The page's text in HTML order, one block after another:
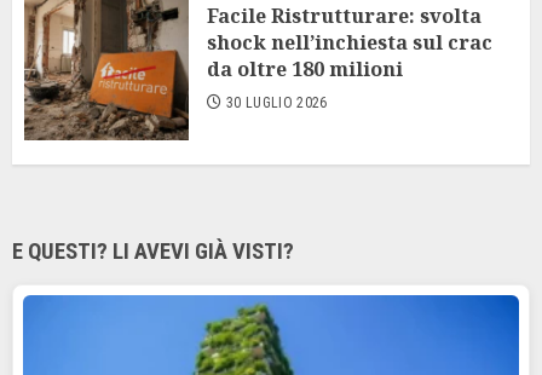
Facile Ristrutturare: svolta
shock nell’inchiesta sul crac
da oltre 180 milioni
30 LUGLIO 2026
E QUESTI? LI AVEVI GIÀ VISTI?